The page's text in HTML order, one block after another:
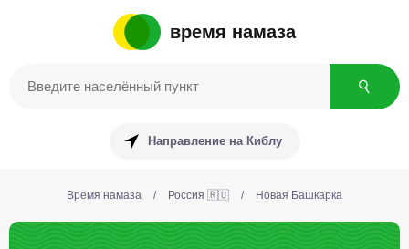
время намаза
Направление на Киблу
Время намаза / Россия 🇷🇺 / Новая Башкарка